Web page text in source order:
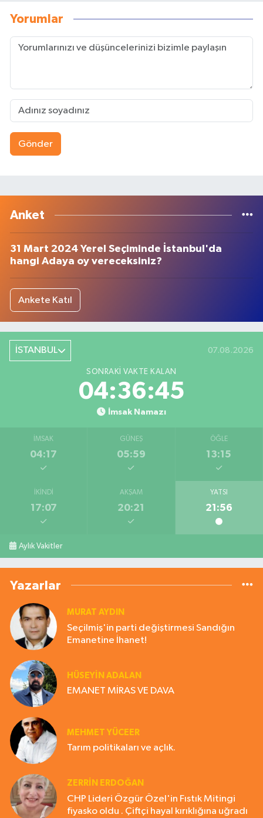
Yorumlar
Gönder
Anket
31 Mart 2024 Yerel Seçiminde İstanbul'da
hangi Adaya oy vereceksiniz?
Ankete Katıl
İSTANBUL 07.08.2026
SONRAKI VAKTE KALAN
04:36:44
İmsak Namazı
İMSAK
04:17
GÜNEŞ
05:59
ÖĞLE
13:15
İKINDI
17:07
AKŞAM
20:21
YATSI
21:56
Aylık Vakitler
Yazarlar
MURAT AYDIN
Seçilmiş'in parti değiştirmesi Sandığın
Emanetine İhanet!
HÜSEYIN ADALAN
EMANET MİRAS VE DAVA
MEHMET YÜCEER
Tarım politikaları ve açlık.
ZERRIN ERDOĞAN
CHP Lideri Özgür Özel'in Fıstık Mitingi
fiyasko oldu . Çiftçi hayal kırıklığına uğradı